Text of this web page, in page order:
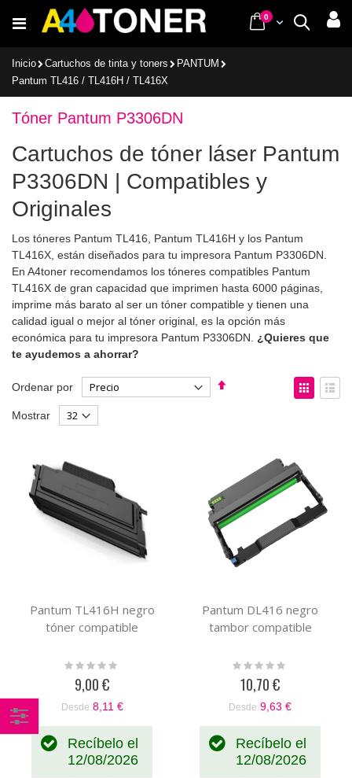
al
Buscar
Cart
0items
Inicio Cartuchos de tinta y toners
PANTUM
Pantum TL416 / TL416H / TL416X
Tóner Pantum P3306DN
Cartuchos de tóner láser Pantum
P3306DN | Compatibles y
Originales
Los tóneres Pantum TL416, Pantum TL416H y los Pantum
TL416X, están diseñados para tu impresora Pantum P3306DN.
En A4toner recomendamos los tóneres compatibles Pantum
TL416X de gran capacidad que imprimen hasta 6000 páginas,
imprime más barato al ser un tóner compatible y tienen una
calidad igual o mejor al tóner original, es la opción más
económica para tu impresora Pantum P3306DN.
¿Quieres que
te ayudemos a ahorrar?
Ordenar por
Fijar
Ver
como
Mostrar
Pantum TL416H negro
tóner compatible
Rating:
9,00 €
Desde 8,11 €
Recíbelo el
12/08/2026
Pantum DL416 negro
tambor compatible
Rating:
10,70 €
Desde 9,63 €
Recíbelo el
12/08/2026
Comprar